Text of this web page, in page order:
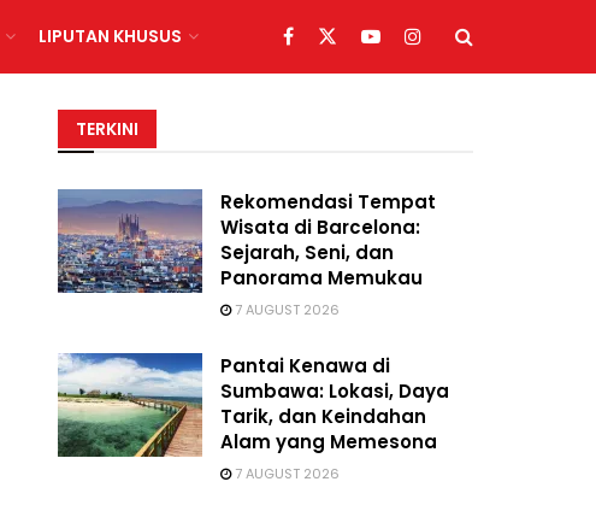
LIPUTAN KHUSUS
TERKINI
Rekomendasi Tempat
Wisata di Barcelona:
Sejarah, Seni, dan
Panorama Memukau
7 AUGUST 2026
Pantai Kenawa di
Sumbawa: Lokasi, Daya
Tarik, dan Keindahan
Alam yang Memesona
7 AUGUST 2026